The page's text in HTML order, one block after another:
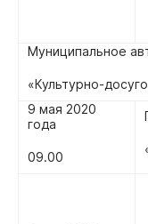
Муниципальное
«Культурно-
9 мая 2020
года
09.00